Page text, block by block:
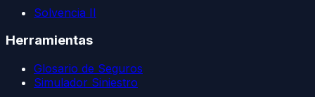
Solvencia II
Herramientas
Glosario de Seguros
Simulador Siniestro